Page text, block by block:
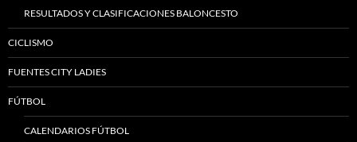
RESULTADOS Y CLASIFICACIONES BALONCESTO
CICLISMO
FUENTES CITY LADIES
FÚTBOL
CALENDARIOS FÚTBOL